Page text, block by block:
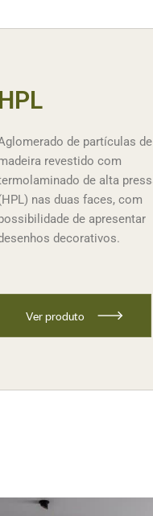
HPL
de partículas de
revestido com
de alta
nas duas faces, com
de apresentar
decorativos.
Verproduto